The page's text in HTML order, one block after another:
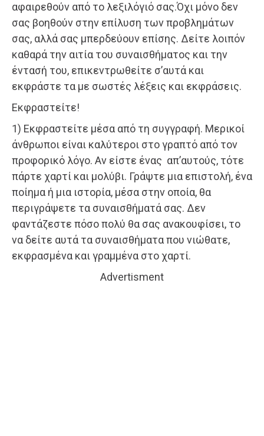
αφαιρεθούν από το λεξιλόγιό σας.Όχι μόνο δεν
σας βοηθούν στην επίλυση των προβλημάτων
σας, αλλά σας μπερδεύουν επίσης. Δείτε λοιπόν
καθαρά την αιτία του συναισθήματος και την
έντασή του, επικεντρωθείτε σ’αυτά και
εκφράστε τα με σωστές λέξεις και εκφράσεις.
Εκφραστείτε!
1) Εκφραστείτε μέσα από τη συγγραφή. Μερικοί
άνθρωποι είναι καλύτεροι στο γραπτό από τον
προφορικό λόγο. Αν είστε ένας απ’αυτούς, τότε
πάρτε χαρτί και μολύβι. Γράψτε μια επιστολή, ένα
ποίημα ή μια ιστορία, μέσα στην οποία, θα
περιγράψετε τα συναισθήματά σας. Δεν
φαντάζεστε πόσο πολύ θα σας ανακουφίσει, το
να δείτε αυτά τα συναισθήματα που νιώθατε,
εκφρασμένα και γραμμένα στο χαρτί.
Advertisment